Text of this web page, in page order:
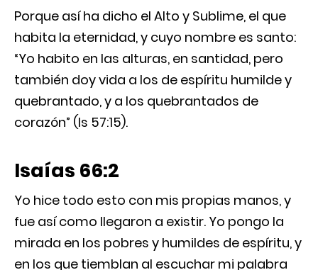
Porque así ha dicho el Alto y Sublime, el que
habita la eternidad, y cuyo nombre es santo:
“Yo habito en las alturas, en santidad, pero
también doy vida a los de espíritu humilde y
quebrantado, y a los quebrantados de
corazón” (Is 57:15).
Isaías 66:2
Yo hice todo esto con mis propias manos, y
fue así como llegaron a existir. Yo pongo la
mirada en los pobres y humildes de espíritu, y
en los que tiemblan al escuchar mi palabra